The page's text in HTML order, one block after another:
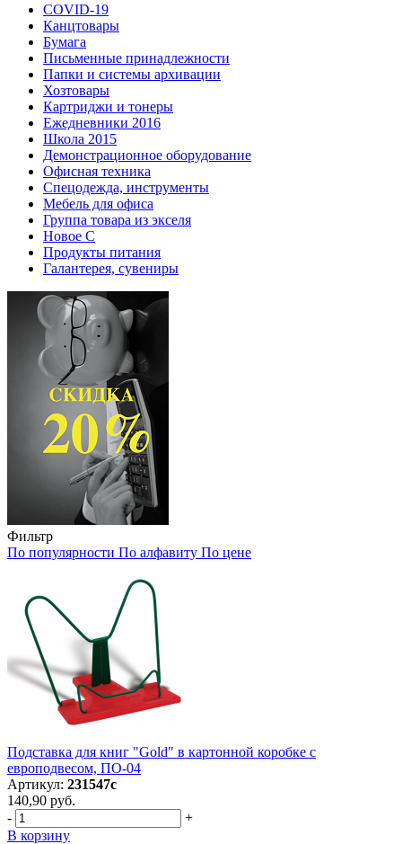
COVID-19
Канцтовары
Бумага
Письменные принадлежности
Папки и системы архивации
Хозтовары
Картриджи и тонеры
Ежедневники 2016
Школа 2015
Демонстрационное оборудование
Офисная техника
Спецодежда, инструменты
Мебель для офиса
Группа товара из экселя
Новое С
Продукты питания
Галантерея, сувениры
Фильтр
По популярности По алфавиту По цене
Подставка для книг "Gold" в картонной коробке с
европодвесом, ПО-04
Артикул: 231547с
140,90 руб.
-
+
В корзину